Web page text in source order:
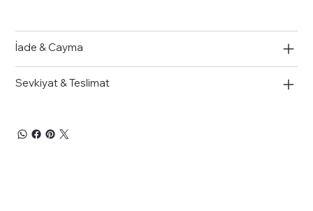
İade & Cayma
Sevkiyat & Teslimat